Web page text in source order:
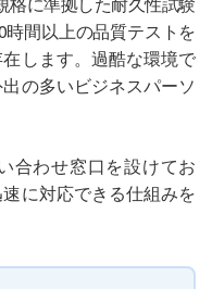
間以上の品質テストを
します。過酷な環境で
の多いビジネスパーソ
合わせ窓口を設けてお
に対応できる仕組みを